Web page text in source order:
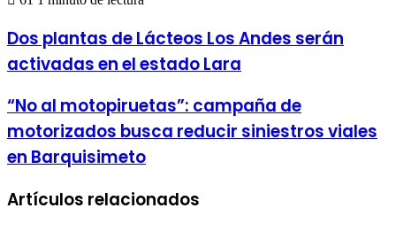
Dos
plantas
de
Los
Andes
serán
activadas
en
estado
Lara
Dos plantas de Lácteos Los Andes serán
activadas en el estado Lara
“No
al
motopiruetas”:
campaña
de
busca
“No al motopiruetas”: campaña de
motorizados busca reducir siniestros viales
en Barquisimeto
Artículos relacionados